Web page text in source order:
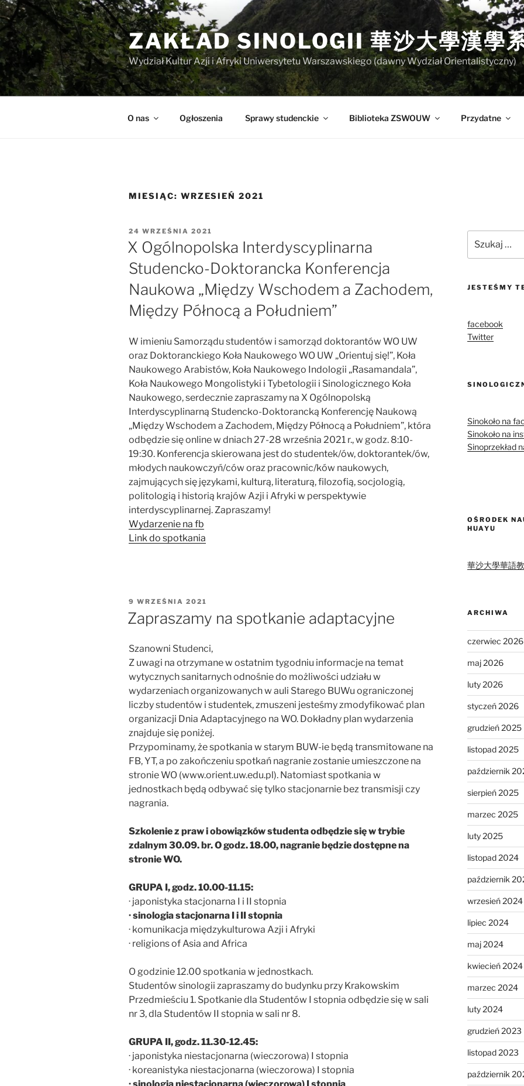
Przejdź
do
treści
ZAKŁAD SINOLOGII 華沙大學漢學
Wydział Kultur Azji i Afryki Uniwersytetu Warszawskiego (dawny Wydział Orientalistyczny)
O nas Ogłoszenia Sprawy studenckie Biblioteka ZSWOUW Przydatne
MIESIĄC: WRZESIEŃ 2021
OPUBLIKOWANE
W
24 WRZEŚNIA 2021
X Ogólnopolska Interdyscyplinarna
Studencko-Doktorancka Konferencja
Naukowa „Między Wschodem a Zachodem,
Między Północą a Południem”
W imieniu Samorządu studentów i samorząd doktorantów WO UW
oraz Doktoranckiego Koła Naukowego WO UW „Orientuj się!”, Koła
Naukowego Arabistów, Koła Naukowego Indologii „Rasamandala”,
Koła Naukowego Mongolistyki i Tybetologii i Sinologicznego Koła
Naukowego, serdecznie zapraszamy na X Ogólnopolską
Interdyscyplinarną Studencko-Doktorancką Konferencję Naukową
„Między Wschodem a Zachodem, Między Północą a Południem”, która
odbędzie się online w dniach 27-28 września 2021 r., w godz. 8:10-
19:30. Konferencja skierowana jest do studentek/ów, doktorantek/ów,
młodych naukowczyń/ców oraz pracownic/ków naukowych,
zajmujących się językami, kulturą, literaturą, filozofią, socjologią,
politologią i historią krajów Azji i Afryki w perspektywie
interdyscyplinarnej. Zapraszamy!
Wydarzenie na fb
Link do spotkania
OPUBLIKOWANE
9 WRZEŚNIA 2021
Zapraszamy na spotkanie adaptacyjne
Szanowni Studenci,
Z uwagi na otrzymane w ostatnim tygodniu informacje na temat
wytycznych sanitarnych odnośnie do możliwości udziału w
wydarzeniach organizowanych w auli Starego BUWu ograniczonej
liczby studentów i studentek, zmuszeni jesteśmy zmodyfikować plan
organizacji Dnia Adaptacyjnego na WO. Dokładny plan wydarzenia
znajduje się poniżej.
Przypominamy, że spotkania w starym BUW-ie będą transmitowane na
FB, YT, a po zakończeniu spotkań nagranie zostanie umieszczone na
stronie WO (www.orient.uw.edu.pl). Natomiast spotkania w
jednostkach będą odbywać się tylko stacjonarnie bez transmisji czy
nagrania.
Szkolenie z praw i obowiązków studenta odbędzie się w trybie
zdalnym 30.09. br. O godz. 18.00, nagranie będzie dostępne na
stronie WO.
GRUPA I, godz. 10.00-11.15:
· japonistyka stacjonarna I i II stopnia
· sinologia stacjonarna I i II stopnia
· komunikacja międzykulturowa Azji i Afryki
· religions of Asia and Africa
O godzinie 12.00 spotkania w jednostkach.
Studentów sinologii zapraszamy do budynku przy Krakowskim
Przedmieściu 1. Spotkanie dla Studentów I stopnia odbędzie się w sali
nr 3, dla Studentów II stopnia w sali nr 8.
GRUPA II, godz. 11.30-12.45:
· japonistyka niestacjonarna (wieczorowa) I stopnia
· koreanistyka niestacjonarna (wieczorowa) I stopnia
JESTEŚMY
facebook
Twitter
Sinokoło na
Sinokoło na
Sinoprzekład
OŚRODEK
HUAYU
華沙大學華語
ARCHIWA
czerwiec 2026
maj 2026
luty 2026
styczeń 2026
grudzień 2025
listopad 2025
październik
sierpień 2025
marzec 2025
luty 2025
listopad 2024
październik
wrzesień 2024
lipiec 2024
maj 2024
kwiecień 2024
marzec 2024
luty 2024
grudzień 2023
listopad 2023
październik